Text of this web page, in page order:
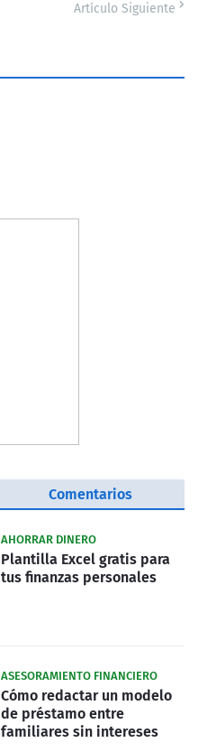
Artículo Siguiente
Comentarios
AHORRAR DINERO
Plantilla Excel gratis para
tus finanzas personales
ASESORAMIENTO FINANCIERO
Cómo redactar un modelo
de préstamo entre
familiares sin intereses